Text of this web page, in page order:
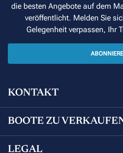
die besten Angebote auf dem
veröffentlicht. Melden Sie
Gelegenheit verpassen, Ihr
KONTAKT
Sunsail and Moorings Brokerage
BOOTE ZU
Boote Zu Verkaufen
LEGAL